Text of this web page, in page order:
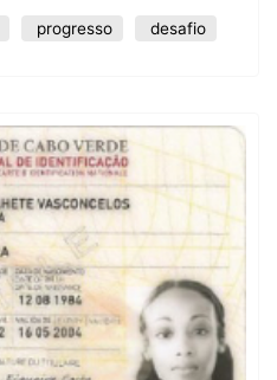
progresso
desafio